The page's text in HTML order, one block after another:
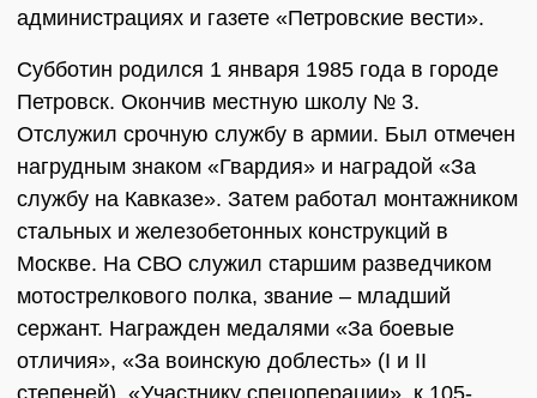
администрациях и газете «Петровские вести».
Субботин родился 1 января 1985 года в городе
Петровск. Окончив местную школу № 3.
Отслужил срочную службу в армии. Был отмечен
нагрудным знаком «Гвардия» и наградой «За
службу на Кавказе». Затем работал монтажником
стальных и железобетонных конструкций в
Москве. На СВО служил старшим разведчиком
мотострелкового полка, звание – младший
сержант. Награжден медалями «За боевые
отличия», «За воинскую доблесть» (I и II